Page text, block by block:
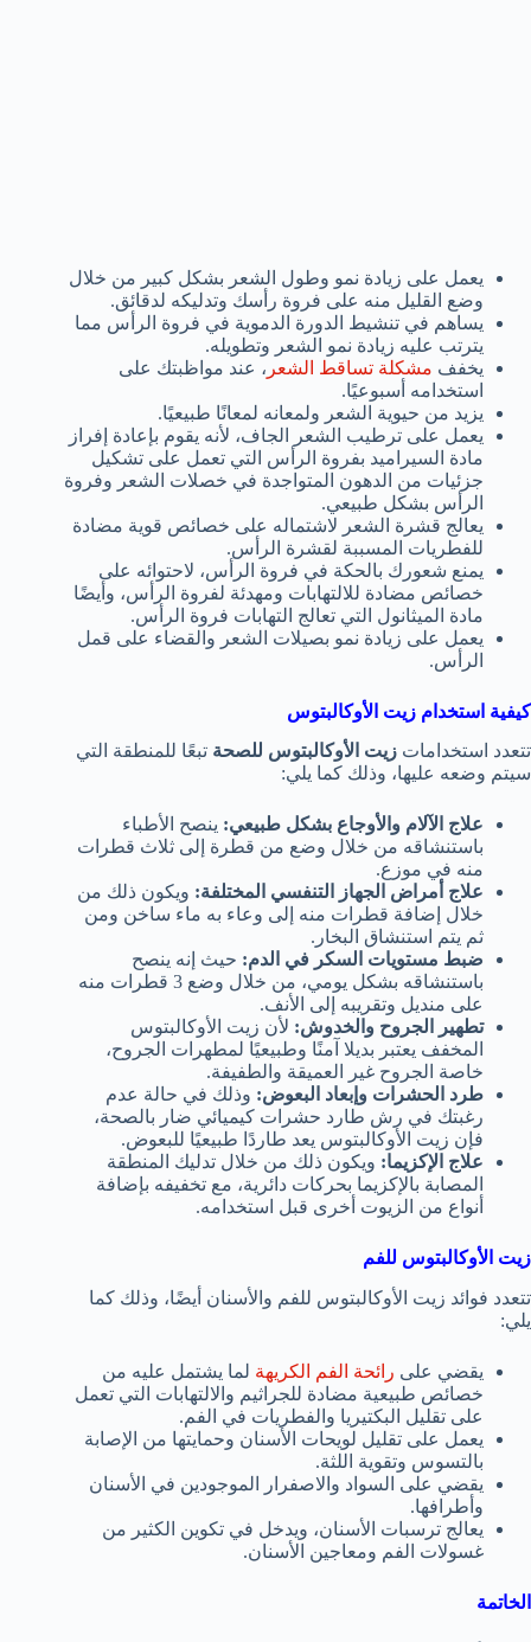
يعمل على زيادة نمو وطول الشعر بشكل كبير من خلال
وضع القليل منه على فروة رأسك وتدليكه لدقائق.
يساهم في تنشيط الدورة الدموية في فروة الرأس مما
يترتب عليه زيادة نمو الشعر وتطويله.
يخفف مشكلة تساقط الشعر ، عند مواظبتك على
استخدامه أسبوعيًا.
يزيد من حيوية الشعر ولمعانه لمعانًا طبيعيًا.
يعمل على ترطيب الشعر الجاف، لأنه يقوم بإعادة إفراز
مادة السيراميد بفروة الرأس التي تعمل على تشكيل
جزئيات من الدهون المتواجدة في خصلات الشعر وفروة
الرأس بشكل طبيعي.
يعالج قشرة الشعر لاشتماله على خصائص قوية مضادة
للفطريات المسببة لقشرة الرأس.
يمنع شعورك بالحكة في فروة الرأس، لاحتوائه على
خصائص مضادة للالتهابات ومهدئة لفروة الرأس، وأيضًا
مادة الميثانول التي تعالج التهابات فروة الرأس.
يعمل على زيادة نمو بصيلات الشعر والقضاء على قمل
الرأس.
كيفية استخدام زيت الأوكالبتوس
تتعدد استخدامات زيت الأوكالبتوس للصحة تبعًا للمنطقة التي
سيتم وضعه عليها، وذلك كما يلي:
علاج الآلام والأوجاع بشكل طبيعي: ينصح الأطباء
باستنشاقه من خلال وضع من قطرة إلى ثلاث قطرات
منه في موزع.
علاج أمراض الجهاز التنفسي المختلفة: ويكون ذلك من
خلال إضافة قطرات منه إلى وعاء به ماء ساخن ومن
ثم يتم استنشاق البخار.
ضبط مستويات السكر في الدم: حيث إنه ينصح
باستنشاقه بشكل يومي، من خلال وضع 3 قطرات منه
على منديل وتقريبه إلى الأنف.
تطهير الجروح والخدوش: لأن زيت الأوكالبتوس
المخفف يعتبر بديلا آمنًا وطبيعيًا لمطهرات الجروح،
خاصة الجروح غير العميقة والطفيفة.
طرد الحشرات وإبعاد البعوض: وذلك في حالة عدم
رغبتك في رش طارد حشرات كيميائي ضار بالصحة،
فإن زيت الأوكالبتوس يعد طاردًا طبيعيًا للبعوض.
علاج الإكزيما: ويكون ذلك من خلال تدليك المنطقة
المصابة بالإكزيما بحركات دائرية، مع تخفيفه بإضافة
أنواع من الزيوت أخرى قبل استخدامه.
زيت الأوكالبتوس للفم
تتعدد فوائد زيت الأوكالبتوس للفم والأسنان أيضًا، وذلك كما
يلي:
يقضي على رائحة الفم الكريهة لما يشتمل عليه من
خصائص طبيعية مضادة للجراثيم والالتهابات التي تعمل
على تقليل البكتيريا والفطريات في الفم.
يعمل على تقليل لويحات الأسنان وحمايتها من الإصابة
بالتسوس وتقوية اللثة.
يقضي على السواد والاصفرار الموجودين في الأسنان
وأطرافها.
يعالج ترسبات الأسنان، ويدخل في تكوين الكثير من
غسولات الفم ومعاجين الأسنان.
الخاتمة